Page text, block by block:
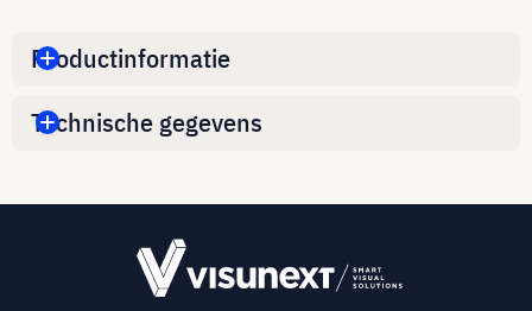
Productinformatie
Technische gegevens